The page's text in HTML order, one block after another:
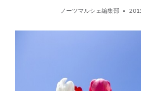
ノーツマルシェ編集部